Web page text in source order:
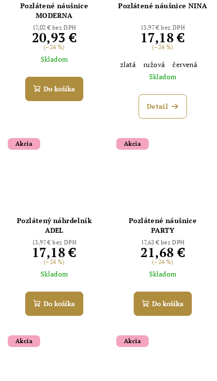
Pozlátené náušnice
MODERNA
17,02 € bez DPH
20,93 €
(–24 %)
Skladom
Do košíka
Pozlátené náušnice NINA
13,97 € bez DPH
17,18 €
(–24 %)
zlatá ružová
červená
Skladom
Detail
Akcia
Pozlátený náhrdelník
ADEL
13,97 € bez DPH
17,18 €
(–24 %)
Skladom
Do košíka
Akcia
Pozlátené náušnice
PARTY
17,63 € bez DPH
21,68 €
(–24 %)
Skladom
Do košíka
Akcia Akcia